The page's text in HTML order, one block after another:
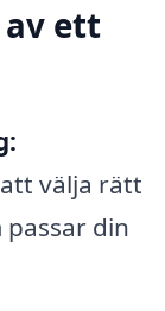
ett
välja rätt
din